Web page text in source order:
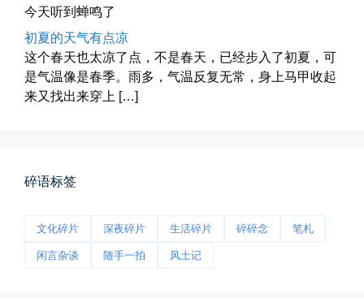
今天听到蝉鸣了
初夏的天气有点凉
这个春天也太凉了点，不是春天，已经步入了初夏，可
是气温像是春季。雨多，气温反复无常，身上马甲收起
来又找出来穿上 […]
碎语标签
文化碎片 深夜碎片 生活碎片 碎碎念 笔札
闲言杂谈 随手一拍 风土记